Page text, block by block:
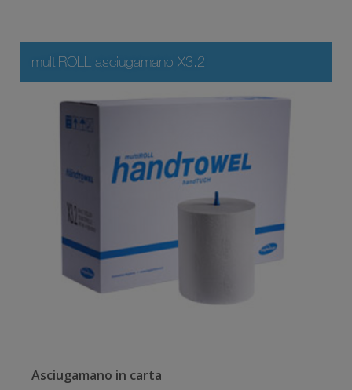
multiROLL asciugamano X3.2
Asciugamano in carta